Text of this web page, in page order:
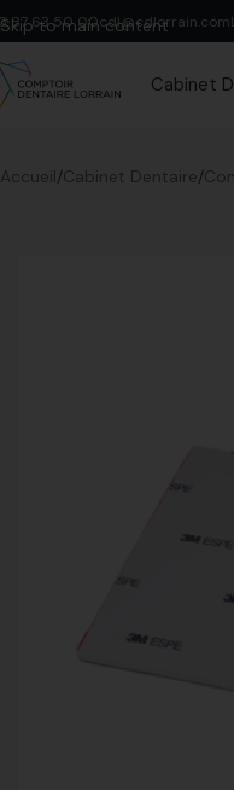
Skip to main content
87 63 50 00cdl@cdlorrain.com
Cabinet
Accueil Cabinet Dentaire